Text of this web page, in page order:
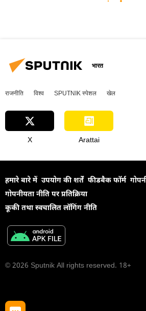
भारत
राजनीति विश्व SPUTNIK स्पेशल खेल
X Arattai
हमारे बारे में उपयोग की शर्तें फीडबैक फॉर्म
गोपनीयता नीति पर प्रतिक्रिया
कूकी तथा स्वचालित लॉगिंग नीति
© 2026 Sputnik All rights reserved. 18+